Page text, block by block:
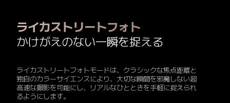
ライカストリートフォト
かけがえのない一瞬を捉える
ライカストリートフォトモードは、クラシックな焦点距離と
独自のカラーサイエンスにより、大切な瞬間を邪魔しない超
高速な撮影を可能にし、リアルなひとときを手軽に捉えられ
るようにします。